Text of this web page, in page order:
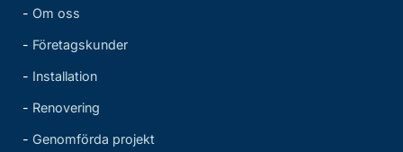
- Om oss
- Företagskunder
- Installation
- Renovering
- Genomförda projekt